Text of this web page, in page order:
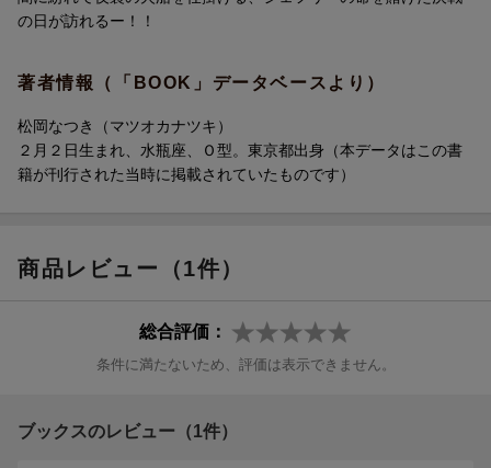
の日が訪れるー！！
著者情報（「BOOK」データベースより）
松岡なつき（マツオカナツキ）
２月２日生まれ、水瓶座、Ｏ型。東京都出身（本データはこの書
籍が刊行された当時に掲載されていたものです）
商品レビュー（1件）
総合評価：
条件に満たないため、評価は表示できません。
ブックスのレビュー（1件）